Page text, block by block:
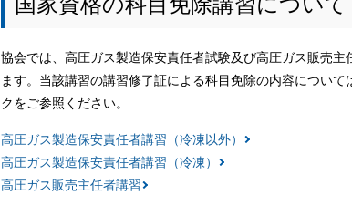
協会では、高圧ガス製造保安責任者試験及び高圧ガス販売
ます。当該講習の講習修了証による科目免除の内容について
クをご参照ください。
高圧ガス製造保安責任者講習（冷凍以外）
高圧ガス製造保安責任者講習（冷凍）
高圧ガス販売主任者講習